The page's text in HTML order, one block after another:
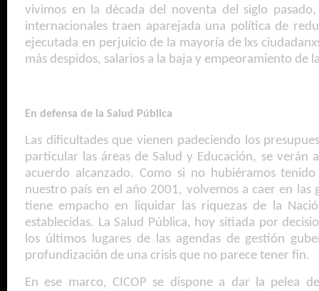
vivimos en la década del noventa del siglo
internacionales traen aparejada una política de
ejecutada en perjuicio de la mayoría de lxs
más despidos, salarios a la baja y empeoramiento de
En defensa de la Salud Pública
Las dificultades que vienen padeciendo los
particular las áreas de Salud y Educación, se verán
acuerdo alcanzado. Como si no hubiéramos
nuestro país en el año 2001, volvemos a caer en las
tiene empacho en liquidar las riquezas de la
establecidas. La Salud Pública, hoy sitiada por
los últimos lugares de las agendas de gestión
profundización de una crisis que no parece tener fin.
En ese marco, CICOP se dispone a dar la pelea